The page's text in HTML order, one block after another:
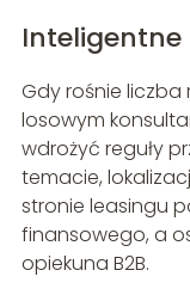
Inteligentne
Gdy rośnie liczba
losowym
wdrożyć reguły
temacie,
stronie leasingu
finansowego, a
opiekuna B2B.